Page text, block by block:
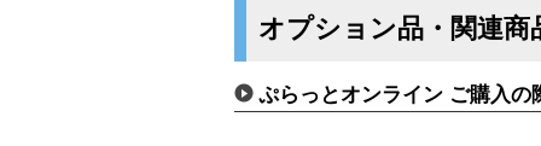
オプション品・関連商
ぷらっとオンライン ご購入の